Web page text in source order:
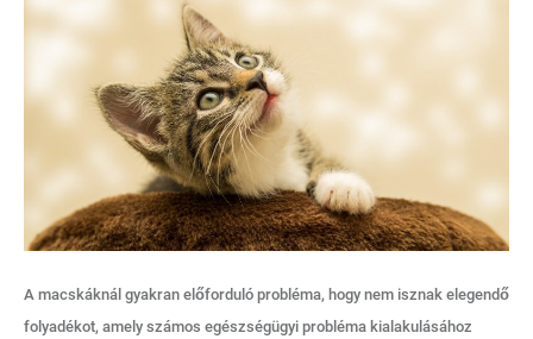
A macskáknál gyakran előforduló probléma, hogy nem isznak elegendő
folyadékot, amely számos egészségügyi probléma kialakulásához